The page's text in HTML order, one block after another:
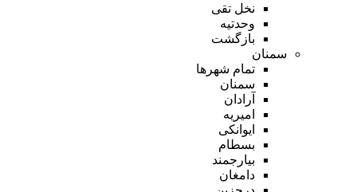
نخل تقی
وحدتیه
بازگشت
سمنان
تمام شهر‌ها
سمنان
آرادان
امیریه
ایوانکی
بسطام
بیارجمند
دامغان